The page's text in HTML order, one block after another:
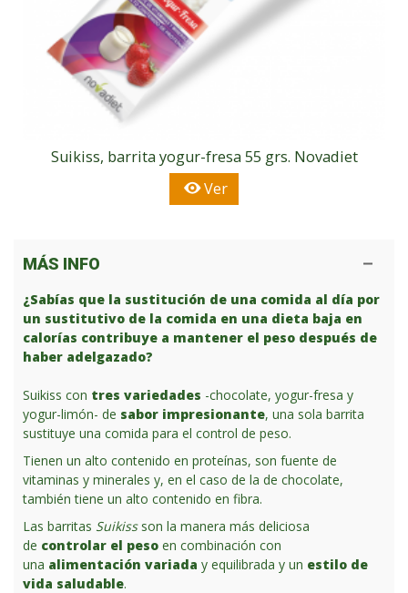
Suikiss, barrita yogur-fresa 55 grs. Novadiet
Ver
MÁS INFO
¿Sabías que la sustitución de una comida al día por
un sustitutivo de la comida en una dieta baja en
calorías contribuye a mantener el peso después de
haber adelgazado?
Suikiss con tres variedades -chocolate, yogur-fresa y
yogur-limón- de sabor impresionante, una sola barrita
sustituye una comida para el control de peso.
Tienen un alto contenido en proteínas, son fuente de
vitaminas y minerales y, en el caso de la de chocolate,
también tiene un alto contenido en fibra.
Las barritas Suikissson la manera más deliciosa
de controlar el peso en combinación con
una alimentación variada y equilibrada y un estilo de
vida saludable.